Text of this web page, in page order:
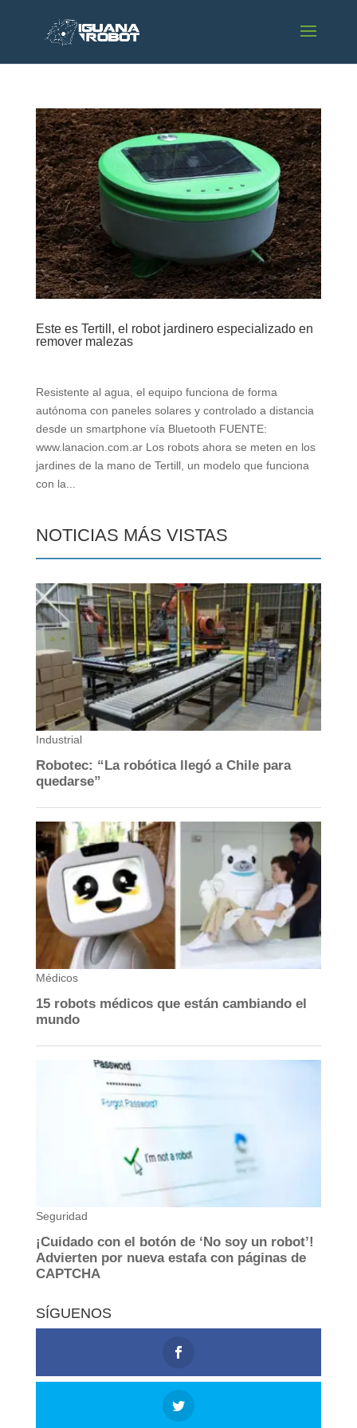
Este es Tertill, el robot jardinero especializado en
remover malezas
Resistente al agua, el equipo funciona de forma
autónoma con paneles solares y controlado a distancia
desde un smartphone vía Bluetooth FUENTE:
www.lanacion.com.ar Los robots ahora se meten en los
jardines de la mano de Tertill, un modelo que funciona
con la...
NOTICIAS MÁS VISTAS
SÍGUENOS